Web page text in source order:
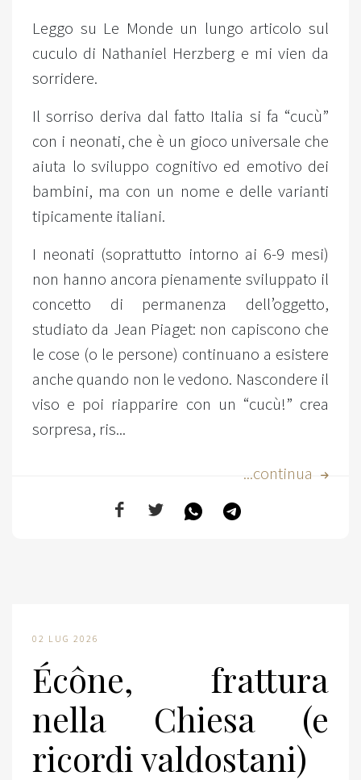
Leggo su Le Monde un lungo articolo sul
cuculo di Nathaniel Herzberg e mi vien da
sorridere.
Il sorriso deriva dal fatto Italia si fa “cucù”
con i neonati, che è un gioco universale che
aiuta lo sviluppo cognitivo ed emotivo dei
bambini, ma con un nome e delle varianti
tipicamente italiani.
I neonati (soprattutto intorno ai 6-9 mesi)
non hanno ancora pienamente sviluppato il
concetto di permanenza dell’oggetto,
studiato da Jean Piaget: non capiscono che
le cose (o le persone) continuano a esistere
anche quando non le vedono. Nascondere il
viso e poi riapparire con un “cucù!” crea
sorpresa, ris...
...continua
02 LUG 2026
Écône, frattura
nella Chiesa (e
ricordi valdostani)